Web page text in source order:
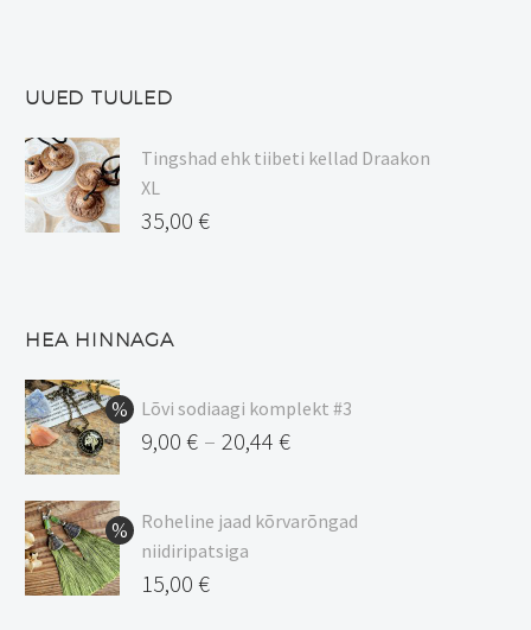
UUED TUULED
Tingshad ehk tiibeti kellad Draakon
XL
35,00 €
HEA HINNAGA
Lõvi sodiaagi komplekt #3
9,00 € – 20,44 €
9,00 €
kuni
20,44 €
Roheline jaad kõrvarõngad
niidiripatsiga
Algne
15,00 €